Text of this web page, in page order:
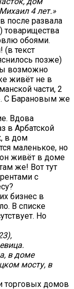
4 лет.»
после развала
товарищества
обоями.
(в текст
позже)
возможно
живёт не в
части, 2
С Барановым же
Вдова
в Арбатской
в дом
маленькое, но
живёт в доме
же! Вот тут
с
бизнес в
В списке
Но
в доме
мосту, в
торговых домов